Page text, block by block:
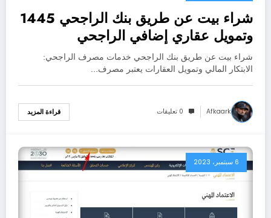
شراء بيت عن طريق بنك الراجحي 1445
وتمويل عقاري إضافي الراجحي
شراء بيت عن طريق بنك الراجحي خدمات مصرف الراجحي:
الابتكار المالي وتمويل العقارات يعتبر مصرف…
Afkaark 0 تعليقات قراءة المزيد
6 سبتمبر، 2023